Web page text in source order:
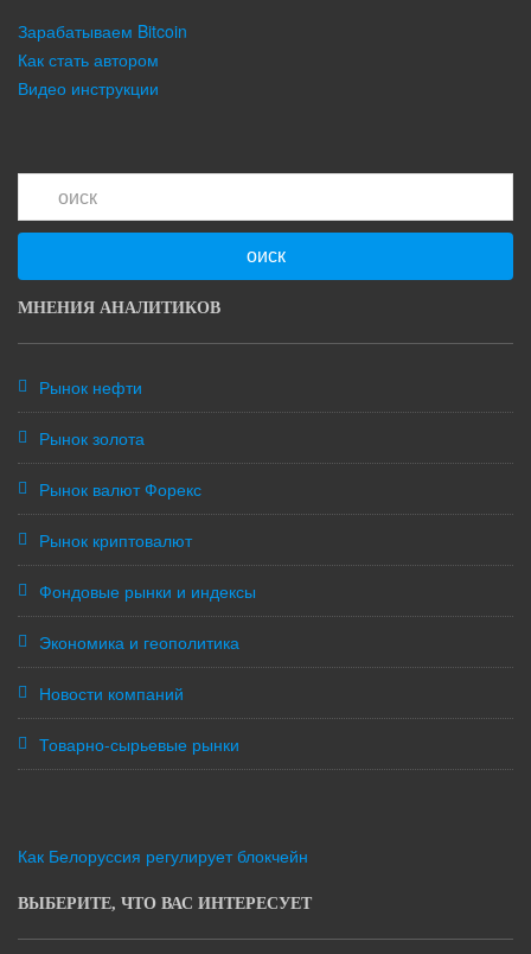
Зарабатываем Bitcoin
Как стать автором
Видео инструкции
оиск
МНЕНИЯ АНАЛИТИКОВ
Рынок нефти
Рынок золота
Рынок валют Форекс
Рынок криптовалют
Фондовые рынки и индексы
Экономика и геополитика
Новости компаний
Товарно-сырьевые рынки
Как Белоруссия регулирует блокчейн
ВЫБЕРИТЕ, ЧТО ВАС ИНТЕРЕСУЕТ